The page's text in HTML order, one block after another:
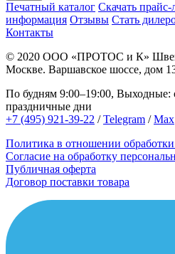
Печатный каталог Скачать прайс-
информация Отзывы Стать
Контакты
© 2020 ООО «ПРОТОС и К»
Москве. Варшавское шоссе, дом
По будням 9:00–19:00, Выходные:
праздничные дни
+7 (495) 921-39-22 /Telegram /Max
Политика в отношении
Согласие на обработку
Публичная оферта
Договор поставки товара